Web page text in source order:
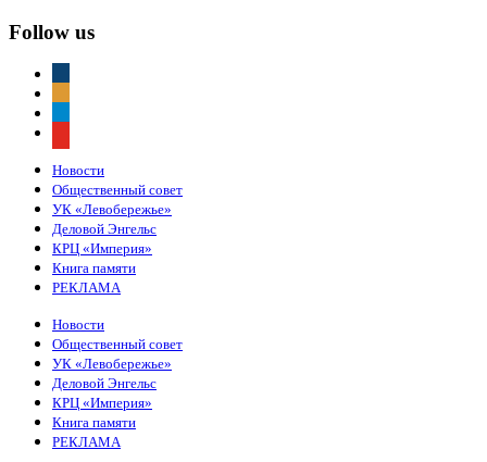
Follow us
Новости
Общественный совет
УК «Левобережье»
Деловой Энгельс
КРЦ «Империя»
Книга памяти
РЕКЛАМА
Новости
Общественный совет
УК «Левобережье»
Деловой Энгельс
КРЦ «Империя»
Книга памяти
РЕКЛАМА